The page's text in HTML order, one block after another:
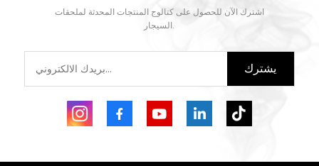
اشترك الآن للحصول على كتالوج المنتجات المحدثة لملحقات
السيجار.
يشترك